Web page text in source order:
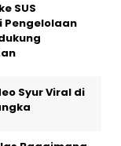
SUS
Pengelolaan
Syur Viral di